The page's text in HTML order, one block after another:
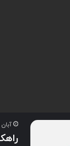
آبان 9, 1400